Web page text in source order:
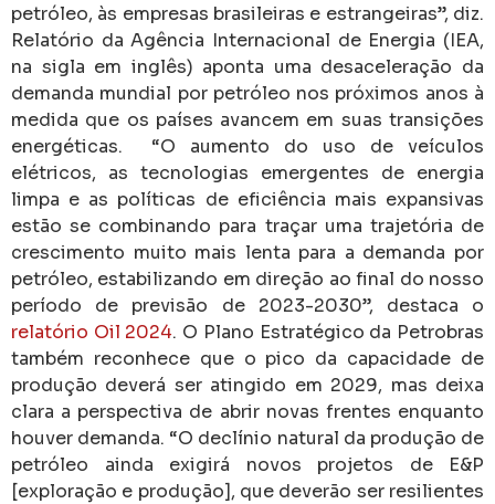
petróleo, às empresas brasileiras e estrangeiras”, diz.
Relatório da Agência Internacional de Energia (IEA,
na sigla em inglês) aponta uma desaceleração da
demanda mundial por petróleo nos próximos anos à
medida que os países avancem em suas transições
energéticas. “O aumento do uso de veículos
elétricos, as tecnologias emergentes de energia
limpa e as políticas de eficiência mais expansivas
estão se combinando para traçar uma trajetória de
crescimento muito mais lenta para a demanda por
petróleo, estabilizando em direção ao final do nosso
período de previsão de 2023-2030”, destaca o
relatório Oil 2024. O Plano Estratégico da Petrobras
também reconhece que o pico da capacidade de
produção deverá ser atingido em 2029, mas deixa
clara a perspectiva de abrir novas frentes enquanto
houver demanda. “O declínio natural da produção de
petróleo ainda exigirá novos projetos de E&P
[exploração e produção], que deverão ser resilientes